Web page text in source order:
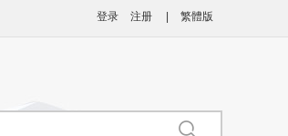
登录 注册 繁體版